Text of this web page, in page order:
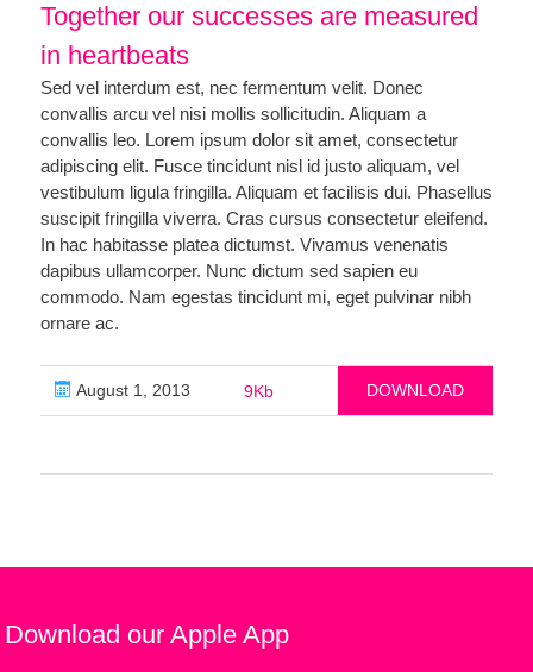
Together our successes are measured
in heartbeats
Sed vel interdum est, nec fermentum velit. Donec
convallis arcu vel nisi mollis sollicitudin. Aliquam a
convallis leo. Lorem ipsum dolor sit amet, consectetur
adipiscing elit. Fusce tincidunt nisl id justo aliquam, vel
vestibulum ligula fringilla. Aliquam et facilisis dui. Phasellus
suscipit fringilla viverra. Cras cursus consectetur eleifend.
In hac habitasse platea dictumst. Vivamus venenatis
dapibus ullamcorper. Nunc dictum sed sapien eu
commodo. Nam egestas tincidunt mi, eget pulvinar nibh
ornare ac.
August 1, 2013 9Kb DOWNLOAD
Download our Apple App